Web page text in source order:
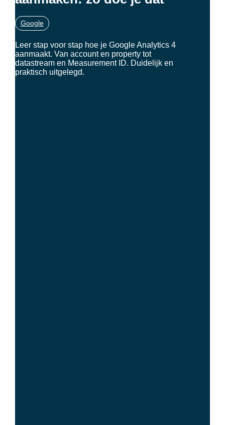
Google
Leer stap voor stap hoe je Google Analytics 4
aanmaakt. Van account en property tot
datastream en Measurement ID. Duidelijk en
praktisch uitgelegd.